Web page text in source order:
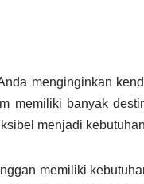
menginginkan
memiliki banyak
menjadi
memiliki